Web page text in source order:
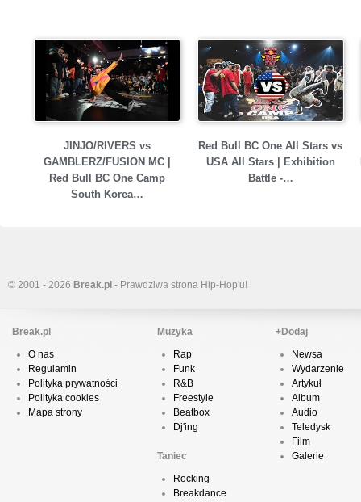
JINJO/RIVERS vs
GAMBLERZ/FUSION MC |
Red Bull BC One Camp
South Korea…
Red Bull BC One All Stars vs
USA All Stars | Exhibition
Battle -…
© 2001 - 2026 Break.pl - Prawdziwa strona Hip-Hop'u!
Break.pl
O nas
Regulamin
Polityka prywatności
Polityka cookies
Mapa strony
Muzyka
Rap
Funk
R&B
Freestyle
Beatbox
Dj'ing
Taniec
Rocking
Breakdance
+Dodaj
Newsa
Wydarzenie
Artykuł
Album
Audio
Teledysk
Film
Galerie